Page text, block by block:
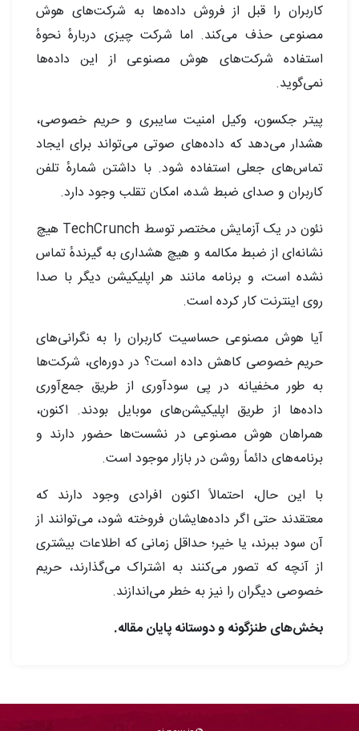
کاربران را قبل از فروش داده‌ها به شرکت‌های هوش
مصنوعی حذف می‌کند. اما شرکت چیزی دربارهٔ نحوهٔ
استفاده شرکت‌های هوش مصنوعی از این داده‌ها
نمی‌گوید.
پیتر جکسون، وکیل امنیت سایبری و حریم خصوصی،
هشدار می‌دهد که داده‌های صوتی می‌تواند برای ایجاد
تماس‌های جعلی استفاده شود. با داشتن شمارهٔ تلفن
کاربران و صدای ضبط شده، امکان تقلب وجود دارد.
نئون در یک آزمایش مختصر توسط TechCrunch هیچ
نشانه‌ای از ضبط مکالمه و هیچ هشداری به گیرندهٔ تماس
نشده است، و برنامه مانند هر اپلیکیشن دیگر با صدا
روی اینترنت کار کرده است.
آیا هوش مصنوعی حساسیت کاربران را به نگرانی‌های
حریم خصوصی کاهش داده است؟ در دوره‌ای، شرکت‌ها
به طور مخفیانه در پی سودآوری از طریق جمع‌آوری
داده‌ها از طریق اپلیکیشن‌های موبایل بودند. اکنون،
همراهان هوش مصنوعی در نشست‌ها حضور دارند و
برنامه‌های دائماً روشن در بازار موجود است.
با این حال، احتمالاً اکنون افرادی وجود دارند که
معتقدند حتی اگر داده‌هایشان فروخته شود، می‌توانند از
آن سود ببرند، یا خیر؛ حداقل زمانی که اطلاعات بیشتری
از آنچه که تصور می‌کنند به اشتراک می‌گذارند، حریم
خصوصی دیگران را نیز به خطر می‌اندازند.
بخش‌های طنزگونه و دوستانه پایان مقاله.